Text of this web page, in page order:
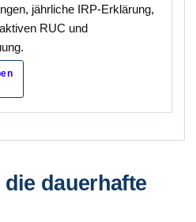
jährliche IRP-Erklärung,
RUC und
dauerhafte